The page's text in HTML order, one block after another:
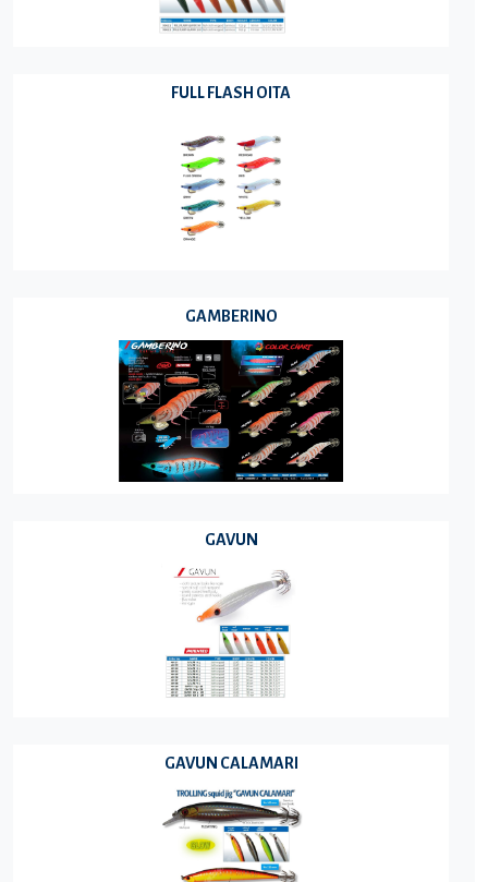
FULL FLASH OITA
GAMBERINO
GAVUN
GAVUN CALAMARI